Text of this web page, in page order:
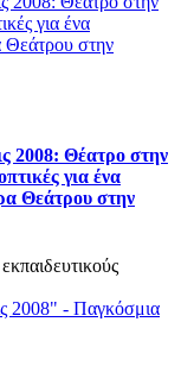
2008: Θέατρο στην
για ένα
Θεάτρου στην